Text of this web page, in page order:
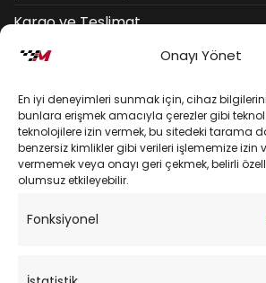
Onayı Yönet
En iyi deneyimleri sunmak için, cihaz
bunlara erişmek amacıyla çerezler gibi
teknolojilere izin vermek, bu sitedeki tarama
benzersiz kimlikler gibi verileri işlememize izin
vermemek veya onayı geri çekmek, belirli
olumsuz etkileyebilir.
Fonksiyonel
Kargo ve Teslimat
Kişisel Verilerin Korunması
Mesafeli Satış Sözleşmesi
YARDIM
Sipariş Takibi